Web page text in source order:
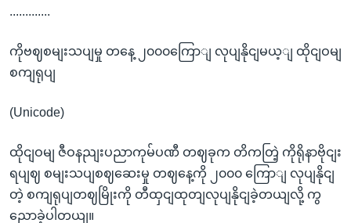
.............
ကိုဗဈစမျးသပျမှု တနေ့ ၂၀၀၀ကြောျ လုပျနိုငျမယ့ျ ထိုငျဝမျ
စကျရုပျ
(Unicode)
ထိုငျဝမျ ဇီဝနညျးပညာကုမ်ပဏီ တဈခုက တိကတြဲ့ ကိုရိုနာဗိုငျး
ရပျဈ စမျးသပျစဈဆေးမှု တဈနေ့ကို ၂၀၀၀ ကြောျ လုပျနိုငျ
တဲ့ စကျရုပျတဈမြိုးကို တီထှငျထုတျလုပျနိုငျခဲ့တယျလို့ ကွ
ညောခဲ့ပါတယျ။